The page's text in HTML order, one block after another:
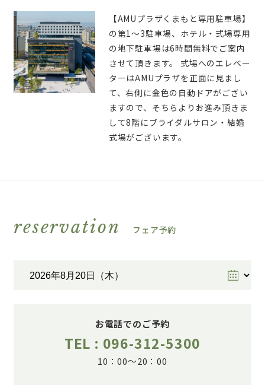
【AMUプラザくまもと専用駐車場】
の第1～3駐車場、ホテル・式場専用
の地下駐車場は6時間無料でご案内
させて頂きます。 式場へのエレベー
ターはAMUプラザを正面に見まし
て、右側に金色の自動ドアがござい
ますので、そちらよりお進み頂きま
して8階にブライダルサロン・結婚
式場がございます。
reservation フェア予約
お電話でのご予約
TEL : 096-312-5300
10：00～20：00